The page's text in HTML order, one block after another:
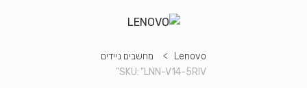
Lenovo
>
מחשבים ניידים
SKU: "LNN-V14-5RIV"